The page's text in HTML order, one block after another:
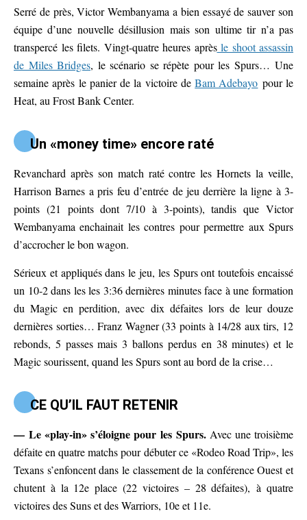
Serré de près, Victor Wembanyama a bien essayé de sauver son
équipe d’une nouvelle désillusion mais son ultime tir n’a pas
transpercé les filets. Vingt-quatre heures aprèsle shoot assassin
de Miles Bridges, le scénario se répète pour les Spurs… Une
semaine après le panier de la victoire deBam Adebayo pour le
Heat, au Frost Bank Center.
Un «money time» encore raté
Revanchard après son match raté contre les Hornets la veille,
Harrison Barnes a pris feu d’entrée de jeu derrière la ligne à 3-
points (21 points dont 7/10 à 3-points), tandis que Victor
Wembanyama enchainait les contres pour permettre aux Spurs
d’accrocher le bon wagon.
Sérieux et appliqués dans le jeu, les Spurs ont toutefois encaissé
un 10-2 dans les les 3:36 dernières minutes face à une formation
du Magic en perdition, avec dix défaites lors de leur douze
dernières sorties… Franz Wagner (33 points à 14/28 aux tirs, 12
rebonds, 5 passes mais 3 ballons perdus en 38 minutes) et le
Magic sourissent, quand les Spurs sont au bord de la crise…
CE QU’IL FAUT RETENIR
— Le «play-in» s’éloigne pour les Spurs.Avec une troisième
défaite en quatre matchs pour débuter ce «Rodeo Road Trip», les
Texans s’enfoncent dans le classement de la conférence Ouest et
chutent à la 12e place (22 victoires – 28 défaites),à quatre
victoires des Suns et des Warriors, 10e et 11e.